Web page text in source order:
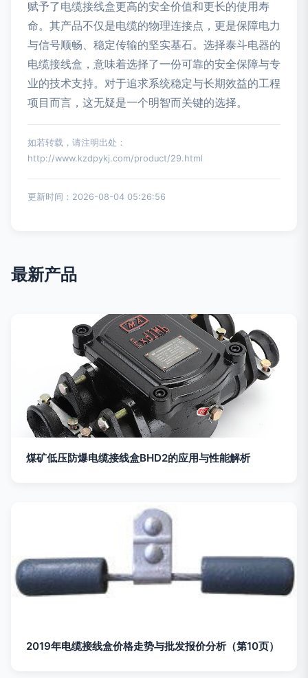
赋予了电缆接线盒更高的安全价值和更长的使用寿
命。其产品不仅是电缆的物理连接点，更是保障电力
与信号顺畅、稳定传输的坚实基石。选择泰斗电器的
电缆接线盒，意味着选择了一份可靠的安全保障与专
业的技术支持。对于追求系统稳定与长期效益的工程
项目而言，这无疑是一个明智而关键的选择。
如若转载，请注明出处：
http://www.kzdpykj.com/product/29.html
更新时间：2026-08-04 05:26:56
最新产品
煤矿低压防爆电缆接线盒BHD2的应用与性能解析
2019年电缆接线盒价格走势与批发报价分析（第10页）